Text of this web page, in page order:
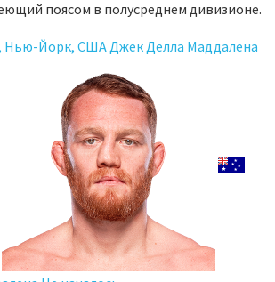
поясом в полусреднем дивизионе.
Нью-Йорк, США Джек Делла Маддалена